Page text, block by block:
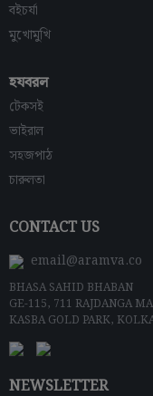
বইচর্যা
মুখোমুখি
হযবরল
টেকসই
ভাইরাল
সহজপাঠ
চারুলতা
CONTACT US
email@aramva.co
BHASA SAHID BHABAN
GE-115, 711 RAJDANGA
KASBA GOLD PARK,
NEWSLETTER